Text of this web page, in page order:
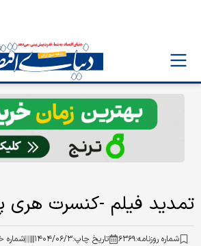
تمدید فیلم -کنسرت هری
شماره روزنامه:۶۳۶۹ تاریخ چاپ:۱۴۰۴/۰۶/۳ شماره